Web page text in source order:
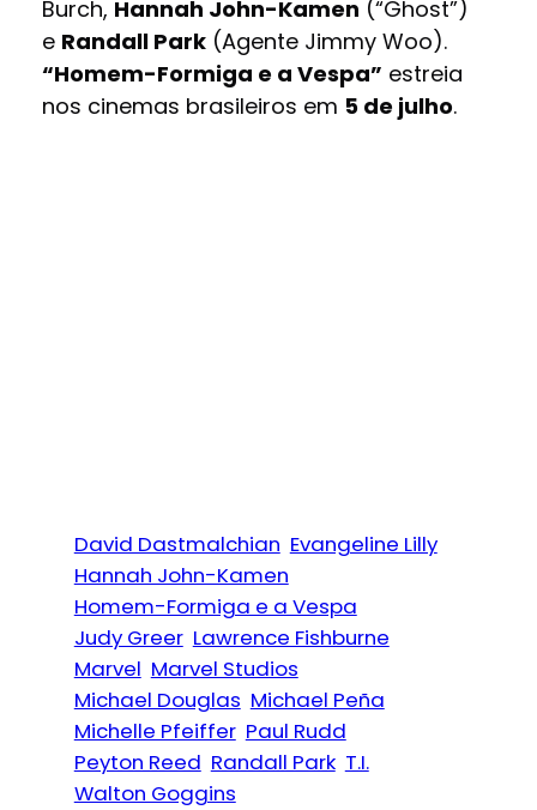
Burch, Hannah John-Kamen (“Ghost”)
e Randall Park(Agente Jimmy Woo).
“Homem-Formiga e a Vespa” estreia
nos cinemas brasileiros em 5 de julho.
David Dastmalchian Evangeline Lilly
Hannah John-Kamen
Homem-Formiga e a Vespa
Judy Greer Lawrence Fishburne
Marvel Marvel Studios
Michael Douglas Michael Peña
Michelle Pfeiffer Paul Rudd
Peyton Reed Randall Park T.I.
Walton Goggins